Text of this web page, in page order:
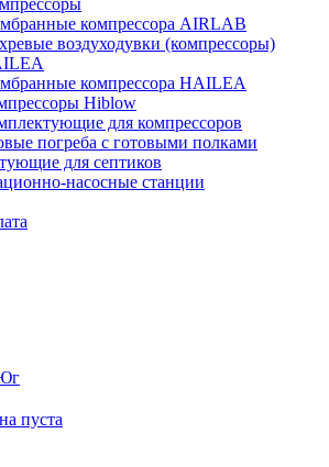
компрессора AIRLAB
воздуходувки (компрессоры)
компрессора HAILEA
Hiblow
для компрессоров
погреба с готовыми полками
для септиков
насосные станции
пуста